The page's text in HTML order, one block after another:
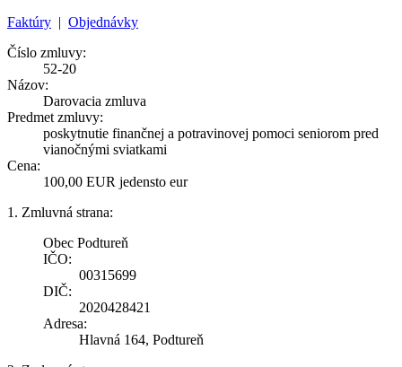
Faktúry | Objednávky
Číslo zmluvy:
52-20
Názov:
Darovacia zmluva
Predmet zmluvy:
poskytnutie finančnej a potravinovej pomoci seniorom pred
vianočnými sviatkami
Cena:
100,00 EUR jedensto eur
1. Zmluvná strana:
Obec Podtureň
IČO:
00315699
DIČ:
2020428421
Adresa:
Hlavná 164, Podtureň